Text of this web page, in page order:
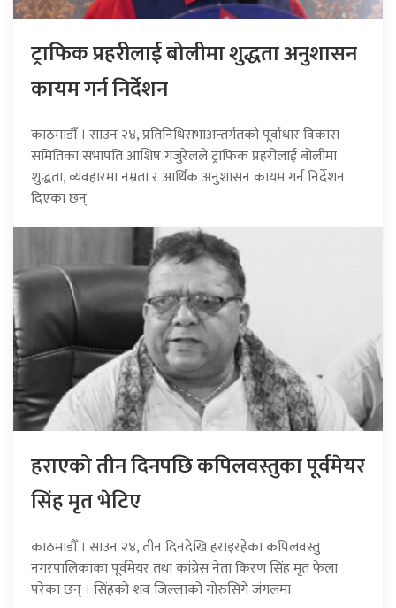
ट्राफिक प्रहरीलाई बोलीमा शुद्धता अनुशासन
कायम गर्न निर्देशन
काठमाडौँ । साउन २४, प्रतिनिधिसभाअन्तर्गतको पूर्वाधार विकास
समितिका सभापति आशिष गजुरेलले ट्राफिक प्रहरीलाई बोलीमा
शुद्धता, व्यवहारमा नम्रता र आर्थिक अनुशासन कायम गर्न निर्देशन
दिएका छन्
हराएको तीन दिनपछि कपिलवस्तुका पूर्वमेयर
सिंह मृत भेटिए
काठमाडौँ । साउन २४, तीन दिनदेखि हराइरहेका कपिलवस्तु
नगरपालिकाका पूर्वमेयर तथा कांग्रेस नेता किरण सिंह मृत फेला
परेका छन् । सिंहको शव जिल्लाको गोरुसिंगे जंगलमा